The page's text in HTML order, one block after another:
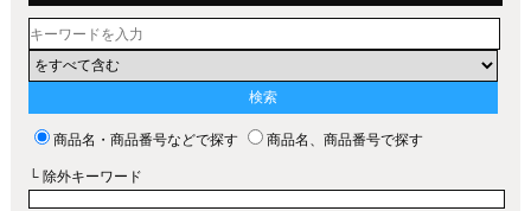
商品名・商品番号などで探す 商品名、商品番号で探す
└ 除外キーワード